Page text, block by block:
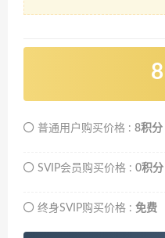
8
普通用户购买价格 : 8积分
SVIP会员购买价格 : 0积分
终身SVIP购买价格 : 免费